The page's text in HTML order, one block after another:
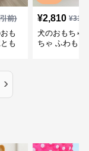
前)
も
も
¥2,810 ¥
犬のおもちゃ
ちゃ ふわもこ
›